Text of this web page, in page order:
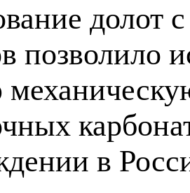
долот
позволило
в